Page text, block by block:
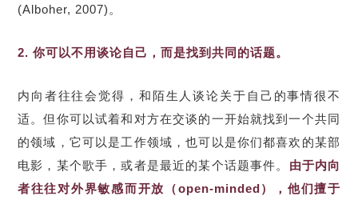
(Alboher, 2007)。
2. 你可以不用谈论自己，而是找到共同的话题。
内向者往往会觉得，和陌生人谈论关于自己的事情很不
适。但你可以试着和对方在交谈的一开始就找到一个共同
的领域，它可以是工作领域，也可以是你们都喜欢的某部
电影，某个歌手，或者是最近的某个话题事件。 由于内向
者往往对外界敏感而开放（open-minded），他们擅于